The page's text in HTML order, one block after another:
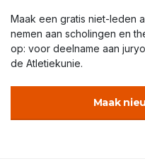
Maak een gratis niet-leden
nemen aan scholingen en
op: voor deelname aan
de Atletiekunie.
Maak